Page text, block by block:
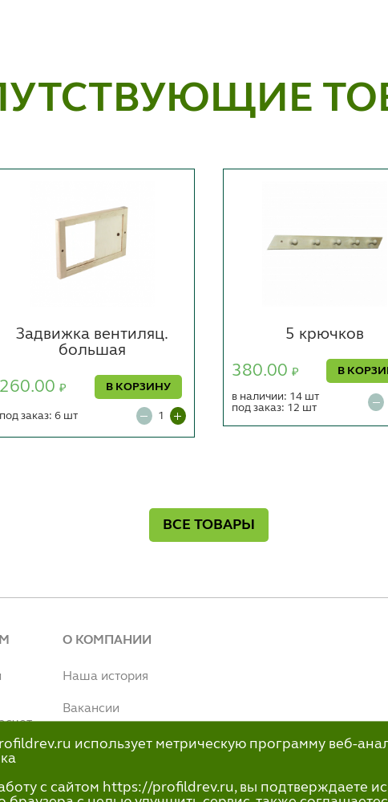
Задвижка вентиляц.
большая
260.00 ₽ В КОРЗИНУ
под заказ: 6 шт
5 крючков
380.00 ₽ В
в наличии: 14 шт
под заказ: 12 шт
ВСЕ ТОВАРЫ
ш.,
40-80
О КОМПАНИИ
Наша история
Вакансии
Наше производство
использует метрическую программу веб-
с сайтом https://profildrev.ru, вы подтверждаете